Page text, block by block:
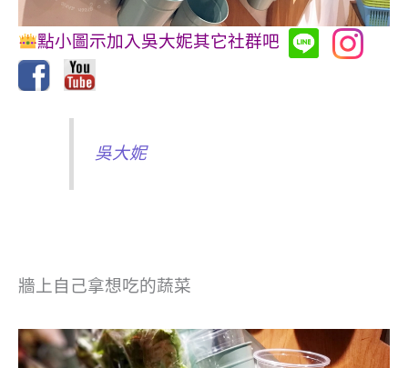
點小圖示加入吳大妮其它社群吧
吳大妮
牆上自己拿想吃的蔬菜